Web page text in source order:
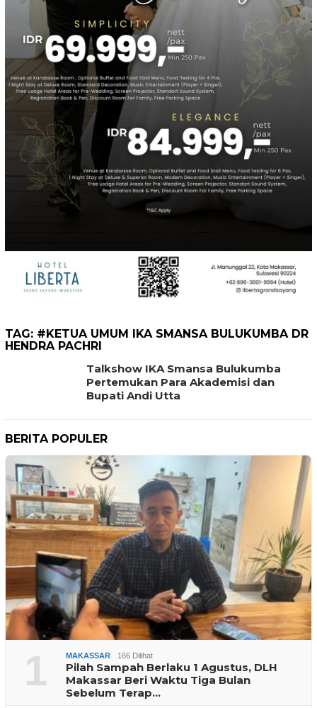
TAG: #KETUA UMUM IKA SMANSA BULUKUMBA DR
HENDRA PACHRI
Talkshow IKA Smansa Bulukumba
Pertemukan Para Akademisi dan
Bupati Andi Utta
BERITA POPULER
1 MAKASSAR 166 Dilihat
Pilah Sampah Berlaku 1 Agustus, DLH
Makassar Beri Waktu Tiga Bulan
Sebelum Terap…